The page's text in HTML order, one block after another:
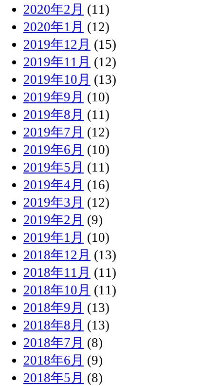
2020年2月 (11)
2020年1月 (12)
2019年12月 (15)
2019年11月 (12)
2019年10月 (13)
2019年9月 (10)
2019年8月 (11)
2019年7月 (12)
2019年6月 (10)
2019年5月 (11)
2019年4月 (16)
2019年3月 (12)
2019年2月 (9)
2019年1月 (10)
2018年12月 (13)
2018年11月 (11)
2018年10月 (11)
2018年9月 (13)
2018年8月 (13)
2018年7月 (8)
2018年6月 (9)
2018年5月 (8)